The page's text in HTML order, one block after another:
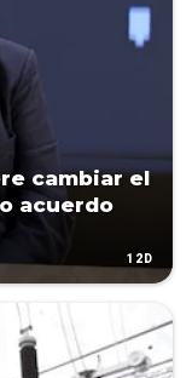
cambiar el
acuerdo
12D